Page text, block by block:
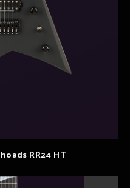
RR24 HT